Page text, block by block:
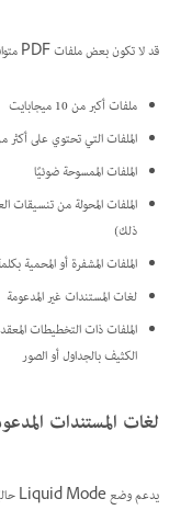
قد لا تكون بعض ملفات PDF متوافقة مع وضع Liquid Mode بسبب قيود المحتوى:
ملفات أكبر من 10 ميجابايت
الملفات التي تحتوي على أكثر من 200
الملفات الممسوحة ضوئيًا
ذلك)
الملفات المشفرة أو المحمية
لغات المستندات غير المدعومة
الملفات ذات التخطيطات
الكثيف بالجداول أو الصور
لغات المستندات
يدعم وضع Liquid Mode حاليًا لغات المستندات التالية: